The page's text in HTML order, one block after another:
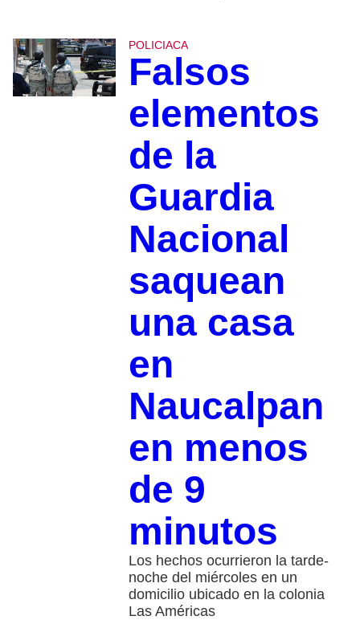
POLICIACA
Falsos
elementos
de la
Guardia
Nacional
saquean
una casa
en
Naucalpan
en menos
de 9
minutos
Los hechos ocurrieron la tarde-
noche del miércoles en un
domicilio ubicado en la colonia
Las Américas